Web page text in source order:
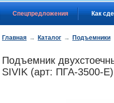
Спецпредложения Как
Главная → Каталог → Подъемники
Подъемник
SIVIK (арт: ПГА-3500-Е)